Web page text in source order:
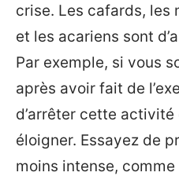
crise. Les cafards, les
et les acariens sont
Par exemple, si vous
après avoir fait de
d’arrêter cette activité
éloigner. Essayez de
moins intense,